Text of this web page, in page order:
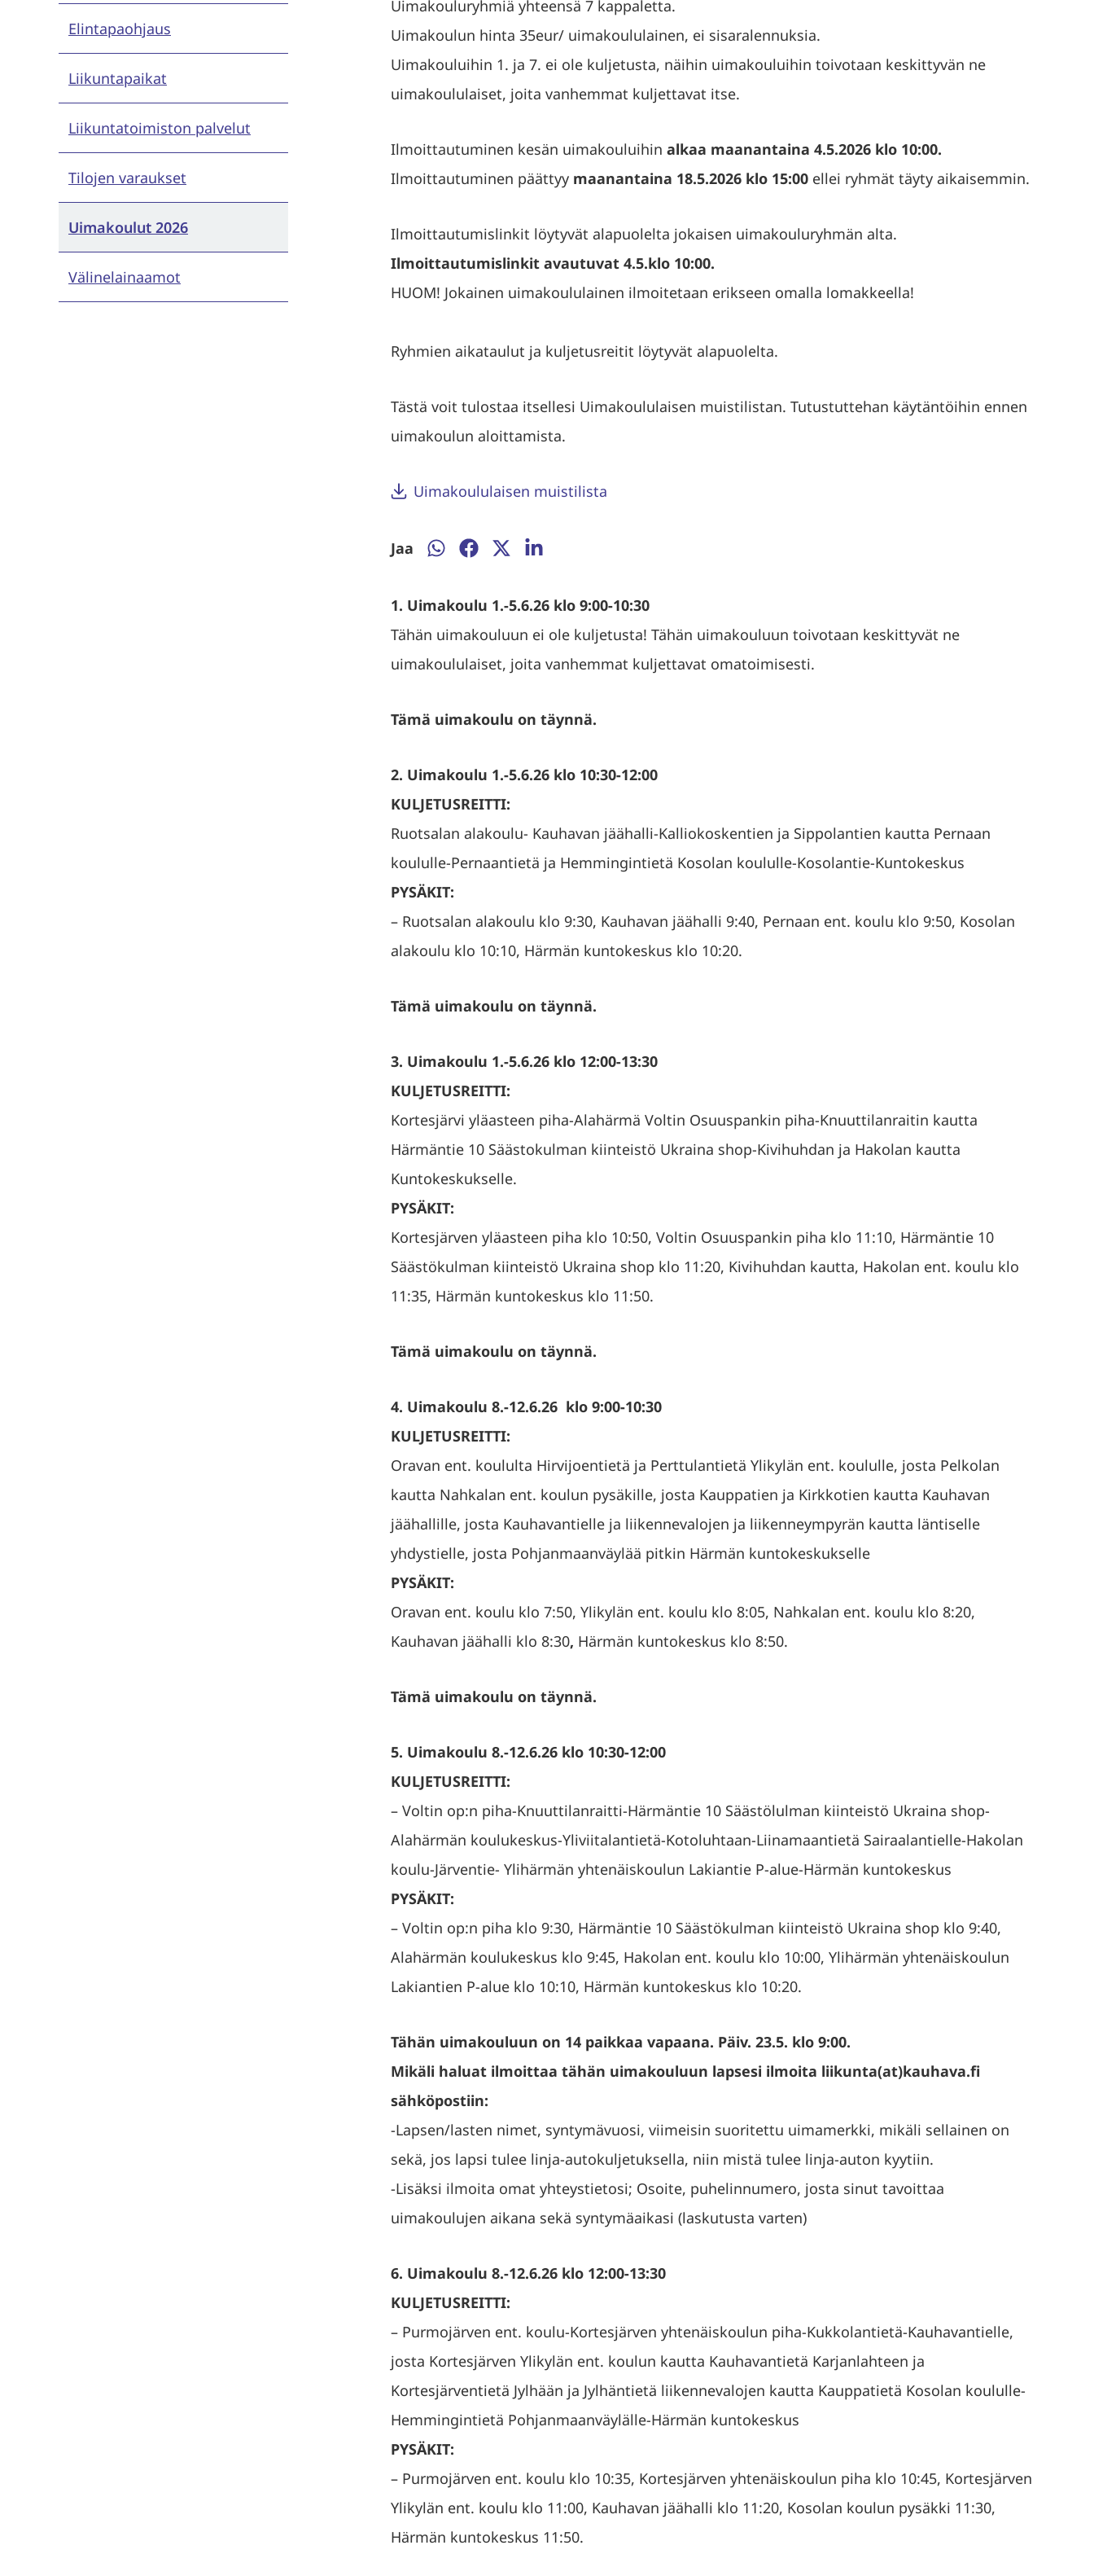
Elintapaohjaus
Liikuntapaikat
Liikuntatoimiston palvelut
Tilojen varaukset
Uimakoulut 2026
Välinelainaamot
Uimakouluryhmiä yhteensä 7 kappaletta.
Uimakoulun hinta 35eur/ uimakoululainen, ei sisaralennuksia.
Uimakouluihin 1. ja 7. ei ole kuljetusta, näihin uimakouluihin toivotaan keskittyvän ne
uimakoululaiset, joita vanhemmat kuljettavat itse.
Ilmoittautuminen kesän uimakouluihin alkaa maanantaina 4.5.2026 klo 10:00.
Ilmoittautuminen päättyy maanantaina 18.5.2026 klo 15:00 ellei ryhmät täyty aikaisemmin.
Ilmoittautumislinkit löytyvät alapuolelta jokaisen uimakouluryhmän alta.
Ilmoittautumislinkit avautuvat 4.5.klo 10:00.
HUOM! Jokainen uimakoululainen ilmoitetaan erikseen omalla lomakkeella!
Ryhmien aikataulut ja kuljetusreitit löytyvät alapuolelta.
Tästä voit tulostaa itsellesi Uimakoululaisen muistilistan. Tutustuttehan käytäntöihin ennen
uimakoulun aloittamista.
Uimakoululaisen muistilista
Jaa
Jaa
Jaa
Jaa
Jaa
1. Uimakoulu 1.-5.6.26 klo 9:00-10:30
Tähän uimakouluun ei ole kuljetusta! Tähän uimakouluun toivotaan keskittyvät ne
uimakoululaiset, joita vanhemmat kuljettavat omatoimisesti.
Tämä uimakoulu on täynnä.
2. Uimakoulu 1.-5.6.26 klo 10:30-12:00
KULJETUSREITTI:
Ruotsalan alakoulu- Kauhavan jäähalli-Kalliokoskentien ja Sippolantien kautta Pernaan
koululle-Pernaantietä ja Hemmingintietä Kosolan koululle-Kosolantie-Kuntokeskus
PYSÄKIT:
– Ruotsalan alakoulu klo 9:30, Kauhavan jäähalli 9:40, Pernaan ent. koulu klo 9:50, Kosolan
alakoulu klo 10:10, Härmän kuntokeskus klo 10:20.
Tämä uimakoulu on täynnä.
3. Uimakoulu 1.-5.6.26 klo 12:00-13:30
KULJETUSREITTI:
Kortesjärvi yläasteen piha-Alahärmä Voltin Osuuspankin piha-Knuuttilanraitin kautta
Härmäntie 10 Säästokulman kiinteistö Ukraina shop-Kivihuhdan ja Hakolan kautta
Kuntokeskukselle.
PYSÄKIT:
Kortesjärven yläasteen piha klo 10:50, Voltin Osuuspankin piha klo 11:10, Härmäntie 10
Säästökulman kiinteistö Ukraina shop klo 11:20, Kivihuhdan kautta, Hakolan ent. koulu klo
11:35, Härmän kuntokeskus klo 11:50.
Tämä uimakoulu on täynnä.
4. Uimakoulu 8.-12.6.26 klo 9:00-10:30
KULJETUSREITTI:
Oravan ent. koululta Hirvijoentietä ja Perttulantietä Ylikylän ent. koululle, josta Pelkolan
kautta Nahkalan ent. koulun pysäkille, josta Kauppatien ja Kirkkotien kautta Kauhavan
jäähallille, josta Kauhavantielle ja liikennevalojen ja liikenneympyrän kautta läntiselle
yhdystielle, josta Pohjanmaanväylää pitkin Härmän kuntokeskukselle
PYSÄKIT:
Oravan ent. koulu klo 7:50, Ylikylän ent. koulu klo 8:05, Nahkalan ent. koulu klo 8:20,
Kauhavan jäähalli klo 8:30, Härmän kuntokeskus klo 8:50.
Tämä uimakoulu on täynnä.
5. Uimakoulu 8.-12.6.26 klo 10:30-12:00
KULJETUSREITTI:
– Voltin op:n piha-Knuuttilanraitti-Härmäntie 10 Säästölulman kiinteistö Ukraina shop-
Alahärmän koulukeskus-Yliviitalantietä-Kotoluhtaan-Liinamaantietä Sairaalantielle-Hakolan
koulu-Järventie- Ylihärmän yhtenäiskoulun Lakiantie P-alue-Härmän kuntokeskus
PYSÄKIT:
– Voltin op:n piha klo 9:30, Härmäntie 10 Säästökulman kiinteistö Ukraina shop klo 9:40,
Alahärmän koulukeskus klo 9:45, Hakolan ent. koulu klo 10:00, Ylihärmän yhtenäiskoulun
Lakiantien P-alue klo 10:10, Härmän kuntokeskus klo 10:20.
Tähän uimakouluun on 14 paikkaa vapaana. Päiv. 23.5. klo 9:00.
Mikäli haluat ilmoittaa tähän uimakouluun lapsesi ilmoita liikunta(at)kauhava.fi
sähköpostiin:
-Lapsen/lasten nimet, syntymävuosi, viimeisin suoritettu uimamerkki, mikäli sellainen on
sekä, jos lapsi tulee linja-autokuljetuksella, niin mistä tulee linja-auton kyytiin.
-Lisäksi ilmoita omat yhteystietosi; Osoite, puhelinnumero, josta sinut tavoittaa
uimakoulujen aikana sekä syntymäaikasi (laskutusta varten)
6. Uimakoulu 8.-12.6.26 klo 12:00-13:30
KULJETUSREITTI:
– Purmojärven ent. koulu-Kortesjärven yhtenäiskoulun piha-Kukkolantietä-Kauhavantielle,
josta Kortesjärven Ylikylän ent. koulun kautta Kauhavantietä Karjanlahteen ja
Kortesjärventietä Jylhään ja Jylhäntietä liikennevalojen kautta Kauppatietä Kosolan koululle-
Hemmingintietä Pohjanmaanväylälle-Härmän kuntokeskus
PYSÄKIT:
– Purmojärven ent. koulu klo 10:35, Kortesjärven yhtenäiskoulun piha klo 10:45, Kortesjärven
Ylikylän ent. koulu klo 11:00, Kauhavan jäähalli klo 11:20, Kosolan koulun pysäkki 11:30,
Härmän kuntokeskus 11:50.